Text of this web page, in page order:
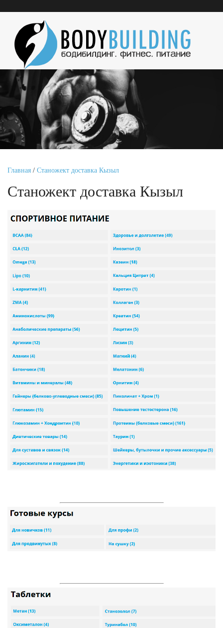
Главная / Станожект доставка Кызыл
Станожект доставка Кызыл